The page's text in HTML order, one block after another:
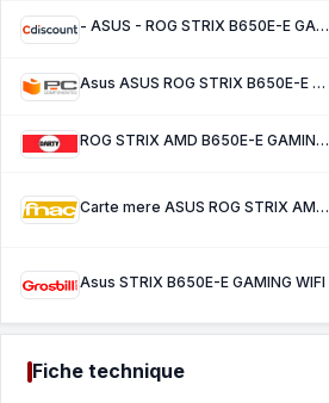
- ASUS - ROG STRIX B650E-E GAMING WIFI - AMD B650 - Emplacement AM5 ATX
Asus ASUS ROG STRIX B650E-E GAMING WIFI
ROG STRIX AMD B650E-E GAMING WIFI ATX Socket AM5 Chipset AMD B650
Carte mere ASUS ROG STRIX AMD B650E-E GAMING WIFI ATX Socket AM5 Chipset AMD B650
Asus STRIX B650E-E GAMING WIFI
Fiche technique